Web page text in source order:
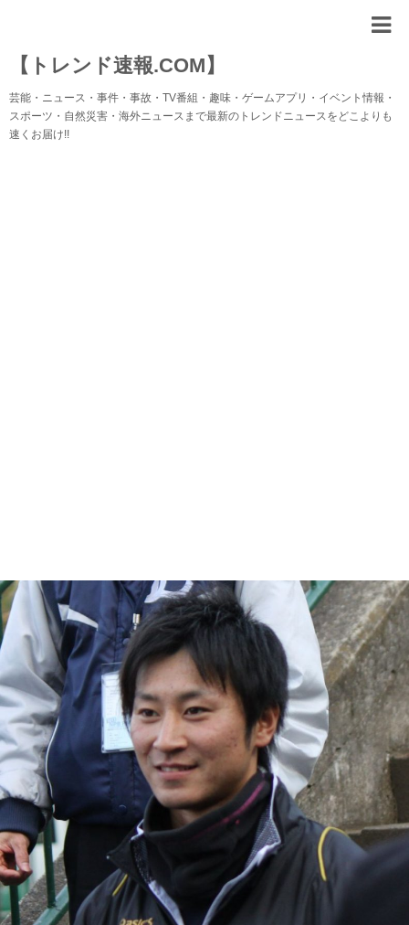
【トレンド速報.COM】
芸能・ニュース・事件・事故・TV番組・趣味・ゲームアプリ・イベント情報・
スポーツ・自然災害・海外ニュースまで最新のトレンドニュースをどこよりも
速くお届け!!